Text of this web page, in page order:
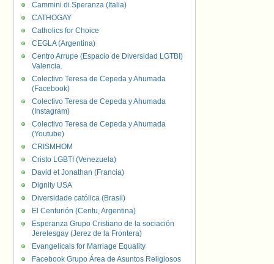
Cammini di Speranza (Italia)
CATHOGAY
Catholics for Choice
CEGLA (Argentina)
Centro Arrupe (Espacio de Diversidad LGTBI)
Valencia.
Colectivo Teresa de Cepeda y Ahumada
(Facebook)
Colectivo Teresa de Cepeda y Ahumada
(Instagram)
Colectivo Teresa de Cepeda y Ahumada
(Youtube)
CRISMHOM
Cristo LGBTI (Venezuela)
David et Jonathan (Francia)
Dignity USA
Diversidade católica (Brasil)
El Centurión (Centu, Argentina)
Esperanza Grupo Cristiano de la sociación
Jerelesgay (Jerez de la Frontera)
Evangelicals for Marriage Equality
Facebook Grupo Área de Asuntos Religiosos